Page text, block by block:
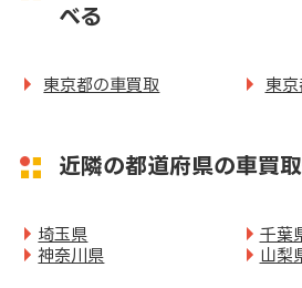
べる
東京都の車買取 東
近隣の都道府県の車買
埼玉県
千葉
神奈川県
山梨